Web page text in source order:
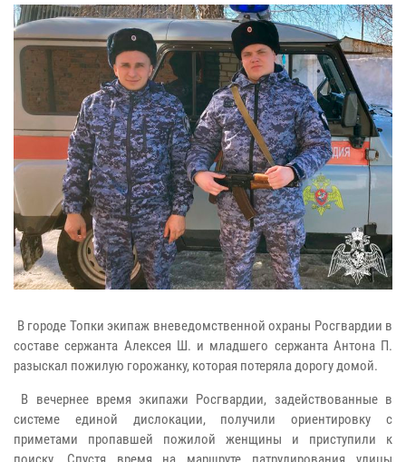
В городе Топки экипаж вневедомственной охраны Росгвардии в
составе сержанта Алексея Ш. и младшего сержанта Антона П.
разыскал пожилую горожанку, которая потеряла дорогу домой.
В вечернее время экипажи Росгвардии, задействованные в
системе единой дислокации, получили ориентировку с
приметами пропавшей пожилой женщины и приступили к